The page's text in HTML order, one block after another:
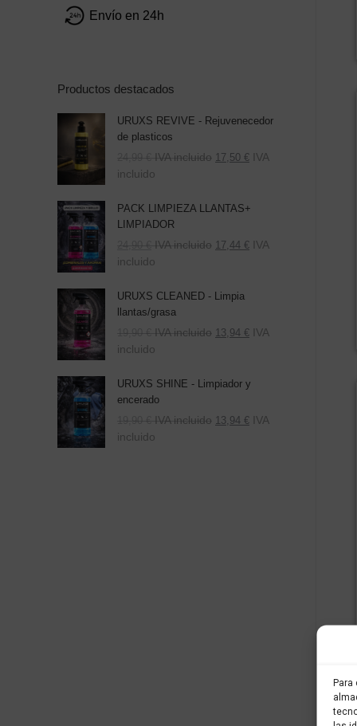
Para
Envío en 24h
Productos destacados
URUXS REVIVE - Rejuvenecedor
de plasticos
24,99 € IVA incluido 17,50 € IVA
incluido
PACK LIMPIEZA LLANTAS+
LIMPIADOR
El
precio
era:
39,80 €.
24,90 € El
precio
es:
24,90 €.
IVA incluido 17,44 € IVA
incluido
URUXS CLEANED - Limpia
llantas/grasa
19,90 € IVA incluido 13,94 € IVA
incluido
URUXS SHINE - Limpiador y
encerado
19,90 € IVA incluido 13,94 € IVA
incluido